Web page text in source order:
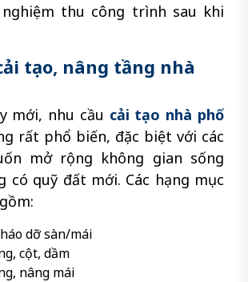
thu công trình sau khi
tạo, nâng tầng nhà
mới, nhu cầu cải tạo nhà phố
rất phổ biến, đặc biệt với các
mở rộng không gian sống
có quỹ đất mới. Các hạng mục
dỡ sàn/mái
cột, dầm
nâng mái